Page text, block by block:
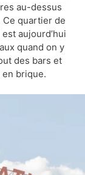
au-dessus
Ce quartier de
aujourd’hui
quand on y
des bars et
brique.